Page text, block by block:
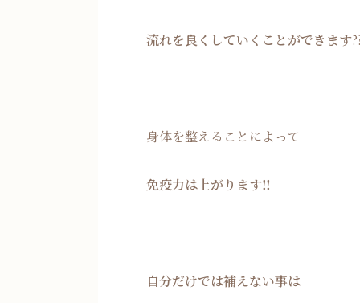
流れを良くしていくことができます
身体を整えることによって
免疫力は上がります‼
自分だけでは補えない事は